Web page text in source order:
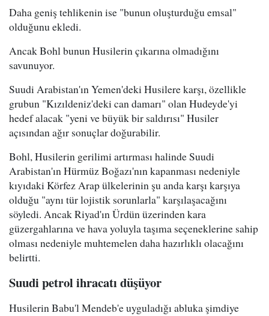
Daha geniş tehlikenin ise "bunun oluşturduğu emsal"
olduğunu ekledi.
Ancak Bohl bunun Husilerin çıkarına olmadığını
savunuyor.
Suudi Arabistan'ın Yemen'deki Husilere karşı, özellikle
grubun "Kızıldeniz'deki can damarı" olan Hudeyde'yi
hedef alacak "yeni ve büyük bir saldırısı" Husiler
açısından ağır sonuçlar doğurabilir.
Bohl, Husilerin gerilimi artırması halinde Suudi
Arabistan'ın Hürmüz Boğazı'nın kapanması nedeniyle
kıyıdaki Körfez Arap ülkelerinin şu anda karşı karşıya
olduğu "aynı tür lojistik sorunlarla" karşılaşacağını
söyledi. Ancak Riyad'ın Ürdün üzerinden kara
güzergahlarına ve hava yoluyla taşıma seçeneklerine sahip
olması nedeniyle muhtemelen daha hazırlıklı olacağını
belirtti.
Suudi petrol ihracatı düşüyor
Husilerin Babu'l Mendeb'e uyguladığı abluka şimdiye